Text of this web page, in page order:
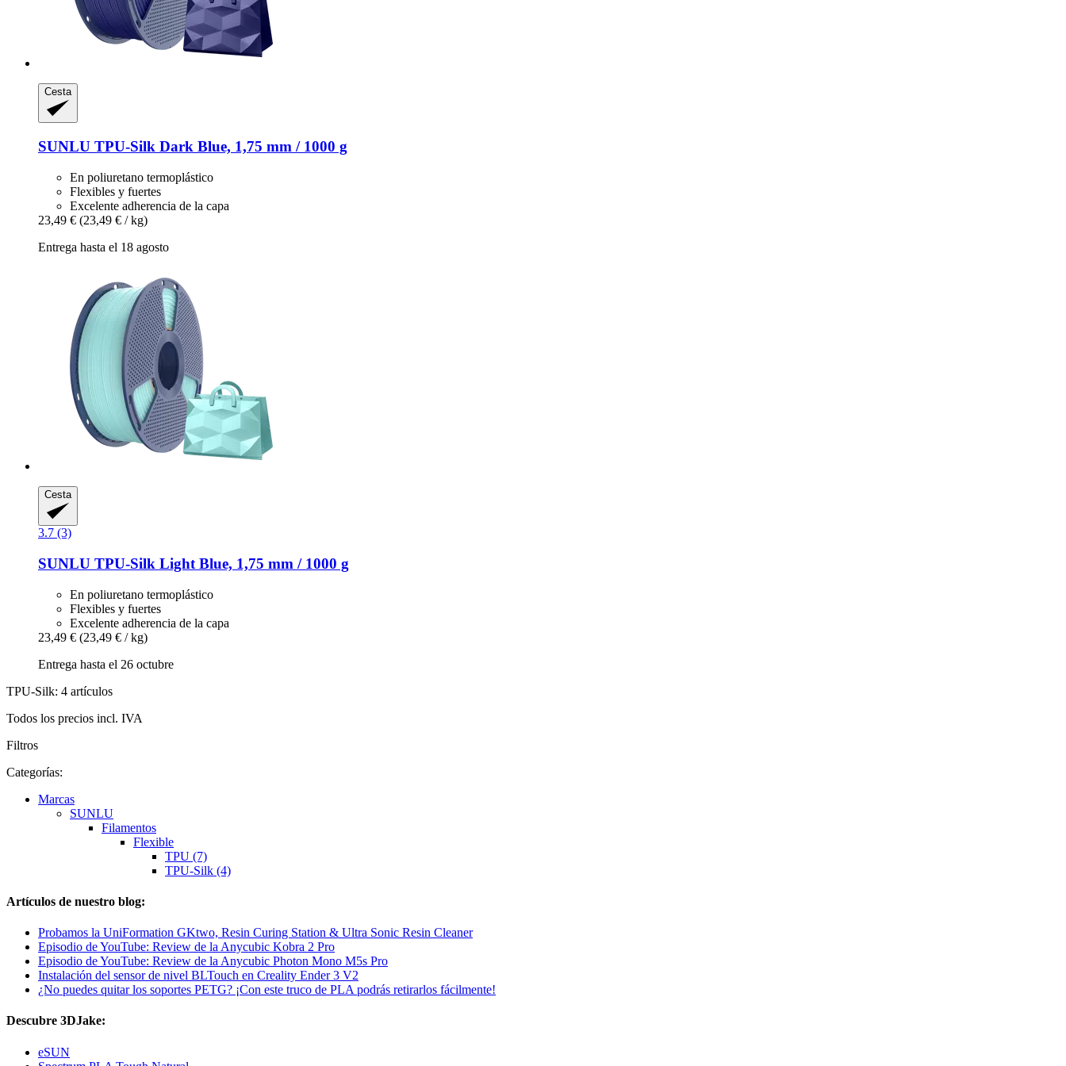
Cesta
SUNLU TPU-​Silk Dark Blue, 1,75 mm / 1000 g
En poliuretano termoplástico
Flexibles y fuertes
Excelente adherencia de la capa
23,49 € (23,49 € / kg)
Entrega hasta el 18 agosto
Cesta
3.7 (3)
SUNLU TPU-​Silk Light Blue, 1,75 mm / 1000 g
En poliuretano termoplástico
Flexibles y fuertes
Excelente adherencia de la capa
23,49 € (23,49 € / kg)
Entrega hasta el 26 octubre
TPU-Silk: 4 artículos
Todos los precios incl. IVA
Filtros
Categorías:
Marcas
SUNLU
Filamentos
Flexible
TPU (7)
TPU-Silk (4)
Artículos de nuestro blog:
Probamos la UniFormation GKtwo, Resin Curing Station & Ultra Sonic Resin Cleaner
Episodio de YouTube: Review de la Anycubic Kobra 2 Pro
Episodio de YouTube: Review de la Anycubic Photon Mono M5s Pro
Instalación del sensor de nivel BLTouch en Creality Ender 3 V2
¿No puedes quitar los soportes PETG? ¡Con este truco de PLA podrás retirarlos fácilmente!
Descubre 3DJake:
eSUN